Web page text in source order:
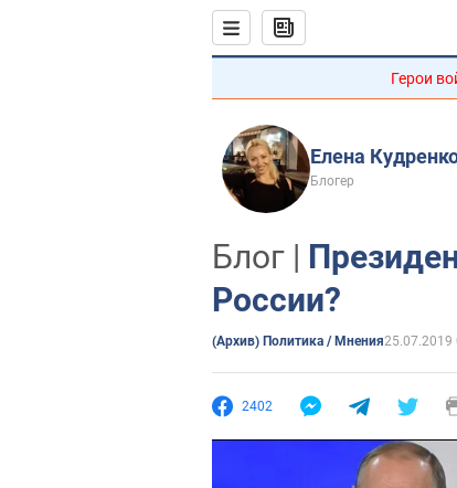
Герои
Елена
Блогер
Блог |
России?
(Архив) Политика / Мнения25.07.2019
2402